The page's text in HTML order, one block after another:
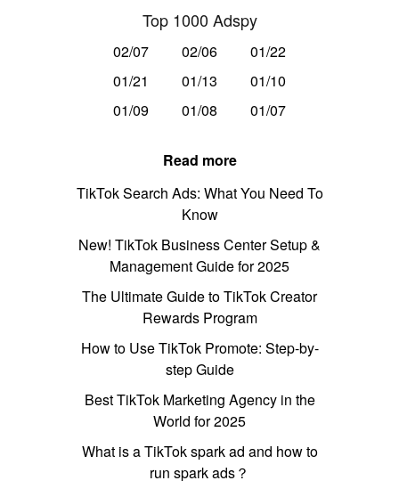
Top 1000 Adspy
02/07 02/06
01/22
01/21
01/13
01/10
01/09
01/08 01/07
Read more
TikTok Search Ads: What You Need To
Know
New! TikTok Business Center Setup &
Management Guide for 2025
The Ultimate Guide to TikTok Creator
Rewards Program
How to Use TikTok Promote: Step-by-
step Guide
Best TikTok Marketing Agency in the
World for 2025
What is a TikTok spark ad and how to
run spark ads？